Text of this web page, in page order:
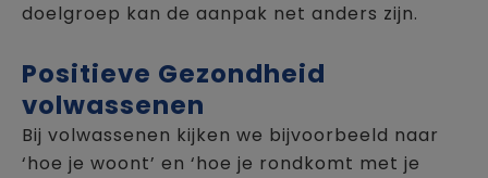
doelgroep kan de aanpak net anders zijn.
Positieve Gezondheid
volwassenen
Bij volwassenen kijken we bijvoorbeeld naar
‘hoe je woont’ en ‘hoe je rondkomt met je